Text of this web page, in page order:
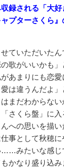
録される「大好
プターさくら
ていただいたん
歌がいいかも
あまりにも恋
は違うんだよ
まだわからない
さくら盤」に
への思いを描
事として秋穂
……みたいな感じ
かなり盛り込